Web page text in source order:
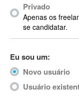
Acrobat X
Acronis
ACT
Actimize
ActionScript
ActionScript 3
Privado
Apenas os
se candidatar.
Eu sou um:
Novo usuário
Usuário